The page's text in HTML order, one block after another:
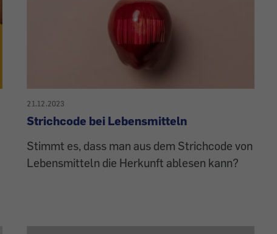
21.12.2023
Strichcode bei Lebensmitteln
Stimmt es, dass man aus dem Strichcode von
Lebensmitteln die Herkunft ablesen kann?